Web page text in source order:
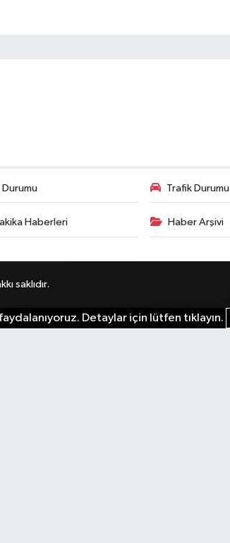
Durumu Trafik Durumu
Haberleri Haber Arşivi
saklıdır.
Detaylar için lütfen tıklayın.